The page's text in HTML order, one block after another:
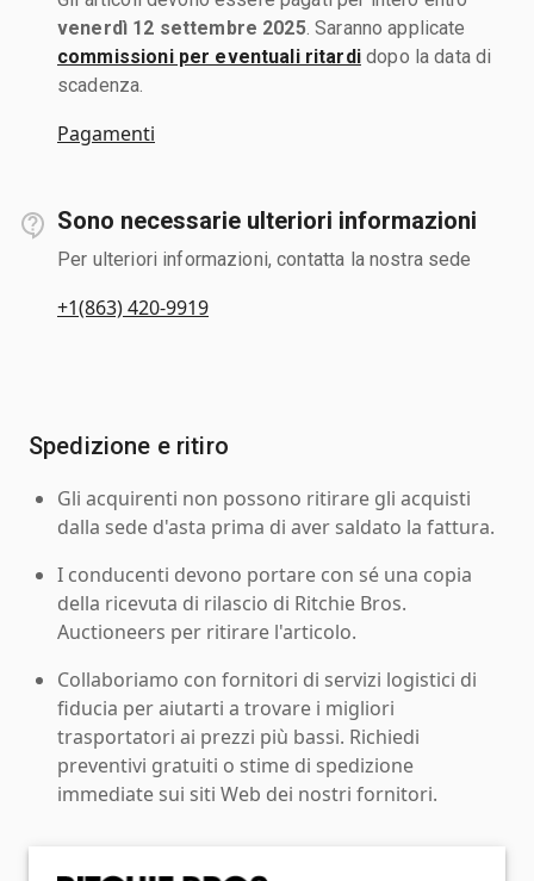
venerdì 12 settembre 2025. Saranno applicate
commissioni per eventuali ritardidopo la data di
scadenza.
Pagamenti
Sono necessarie ulteriori informazioni
Per ulteriori informazioni, contatta la nostra sede
+1(863) 420-9919
Spedizione e ritiro
Gli acquirenti non possono ritirare gli acquisti
dalla sede d'asta prima di aver saldato la fattura.
I conducenti devono portare con sé una copia
della ricevuta di rilascio di Ritchie Bros.
Auctioneers per ritirare l'articolo.
Collaboriamo con fornitori di servizi logistici di
fiducia per aiutarti a trovare i migliori
trasportatori ai prezzi più bassi. Richiedi
preventivi gratuiti o stime di spedizione
immediate sui siti Web dei nostri fornitori.